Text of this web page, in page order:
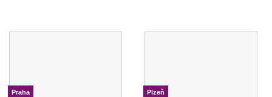
Praha Plzeň